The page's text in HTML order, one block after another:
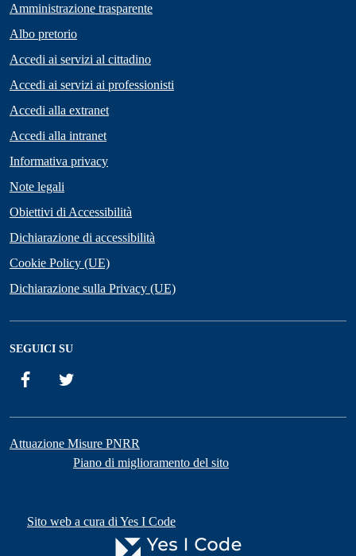
Amministrazione trasparente
Albo pretorio
Accedi ai servizi al cittadino
Accedi ai servizi ai professionisti
Accedi alla extranet
Accedi alla intranet
Informativa privacy
Note legali
Obiettivi di Accessibilità
Dichiarazione di accessibilità
Cookie Policy (UE)
Dichiarazione sulla Privacy (UE)
SEGUICI SU
Facebook
Attuazione Misure PNRR
Piano di miglioramento del sito
Sito web a cura di Yes I Code